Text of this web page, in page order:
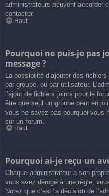
administrateurs peuvent accorder
contacter.
Haut
Pourquoi ne puis-je pas
message ?
La possibilité d’ajouter des
par groupe, ou par utilisateur.
l’ajout de fichiers joints pour le
être que seul un groupe peut en
vous ne savez pas pourquoi vous
sur un forum.
Haut
Pourquoi ai-je reçu un
Chaque administrateur a son
vous avez dérogé à une règle,
Notez que c’est la décision de